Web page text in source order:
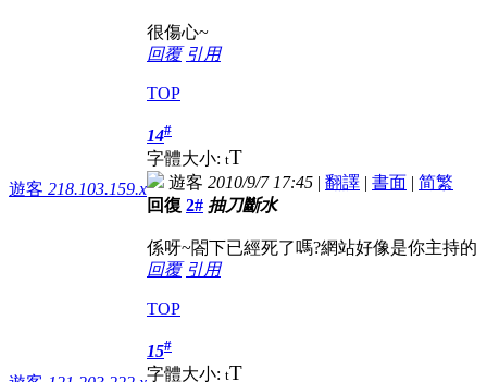
很傷心~
回覆 引用
TOP
遊客 218.103.159.x
14#
字體大小: tT
遊客 2010/9/7 17:45 | 翻譯 | 書面 | 简繁
回復 2# 抽刀斷水
係呀~閤下已經死了嗎?網站好像是你主持的
回覆 引用
TOP
15#
字體大小: tT